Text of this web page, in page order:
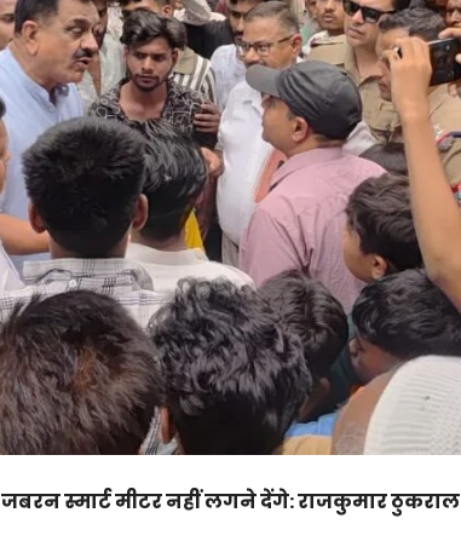
जबरन स्मार्ट मीटर नहीं लगने देंगे: राजकुमार ठुकराल